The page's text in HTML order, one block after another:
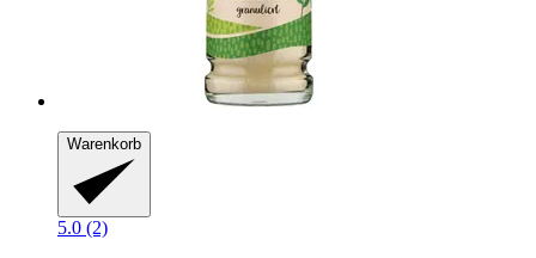
Warenkorb
5.0 (2)